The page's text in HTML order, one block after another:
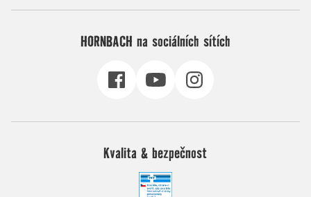
HORNBACH na sociálních sítích
Kvalita & bezpečnost